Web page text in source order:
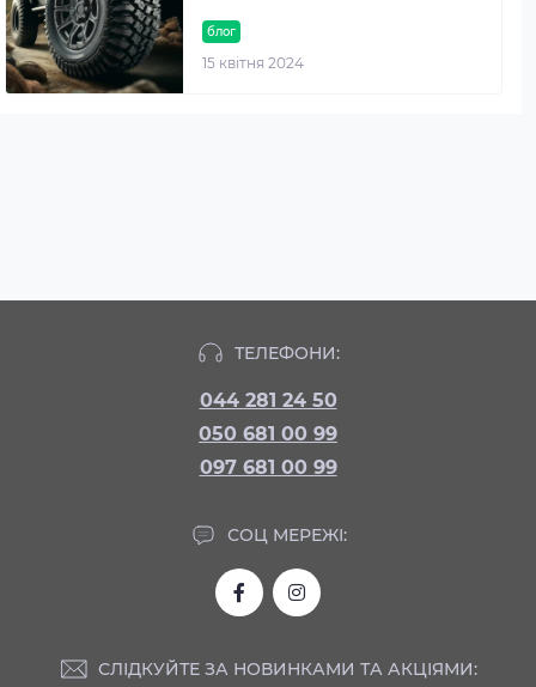
блог
15 квітня 2024
ТЕЛЕФОНИ:
044 281 24 50
050 681 00 99
097 681 00 99
СОЦ МЕРЕЖІ:
СЛІДКУЙТЕ ЗА НОВИНКАМИ ТА АКЦІЯМИ: